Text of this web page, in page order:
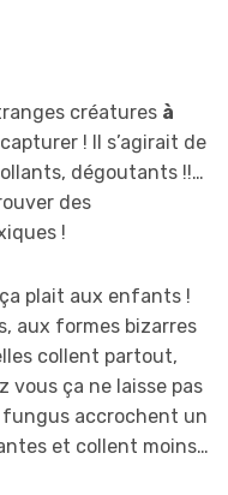
créatures à
! Il s’agirait de
dégoutants !!…
des
!
plait aux enfants !
aux formes bizarres
collent partout,
vous ça ne laisse pas
fungus accrochent un
et collent moins…